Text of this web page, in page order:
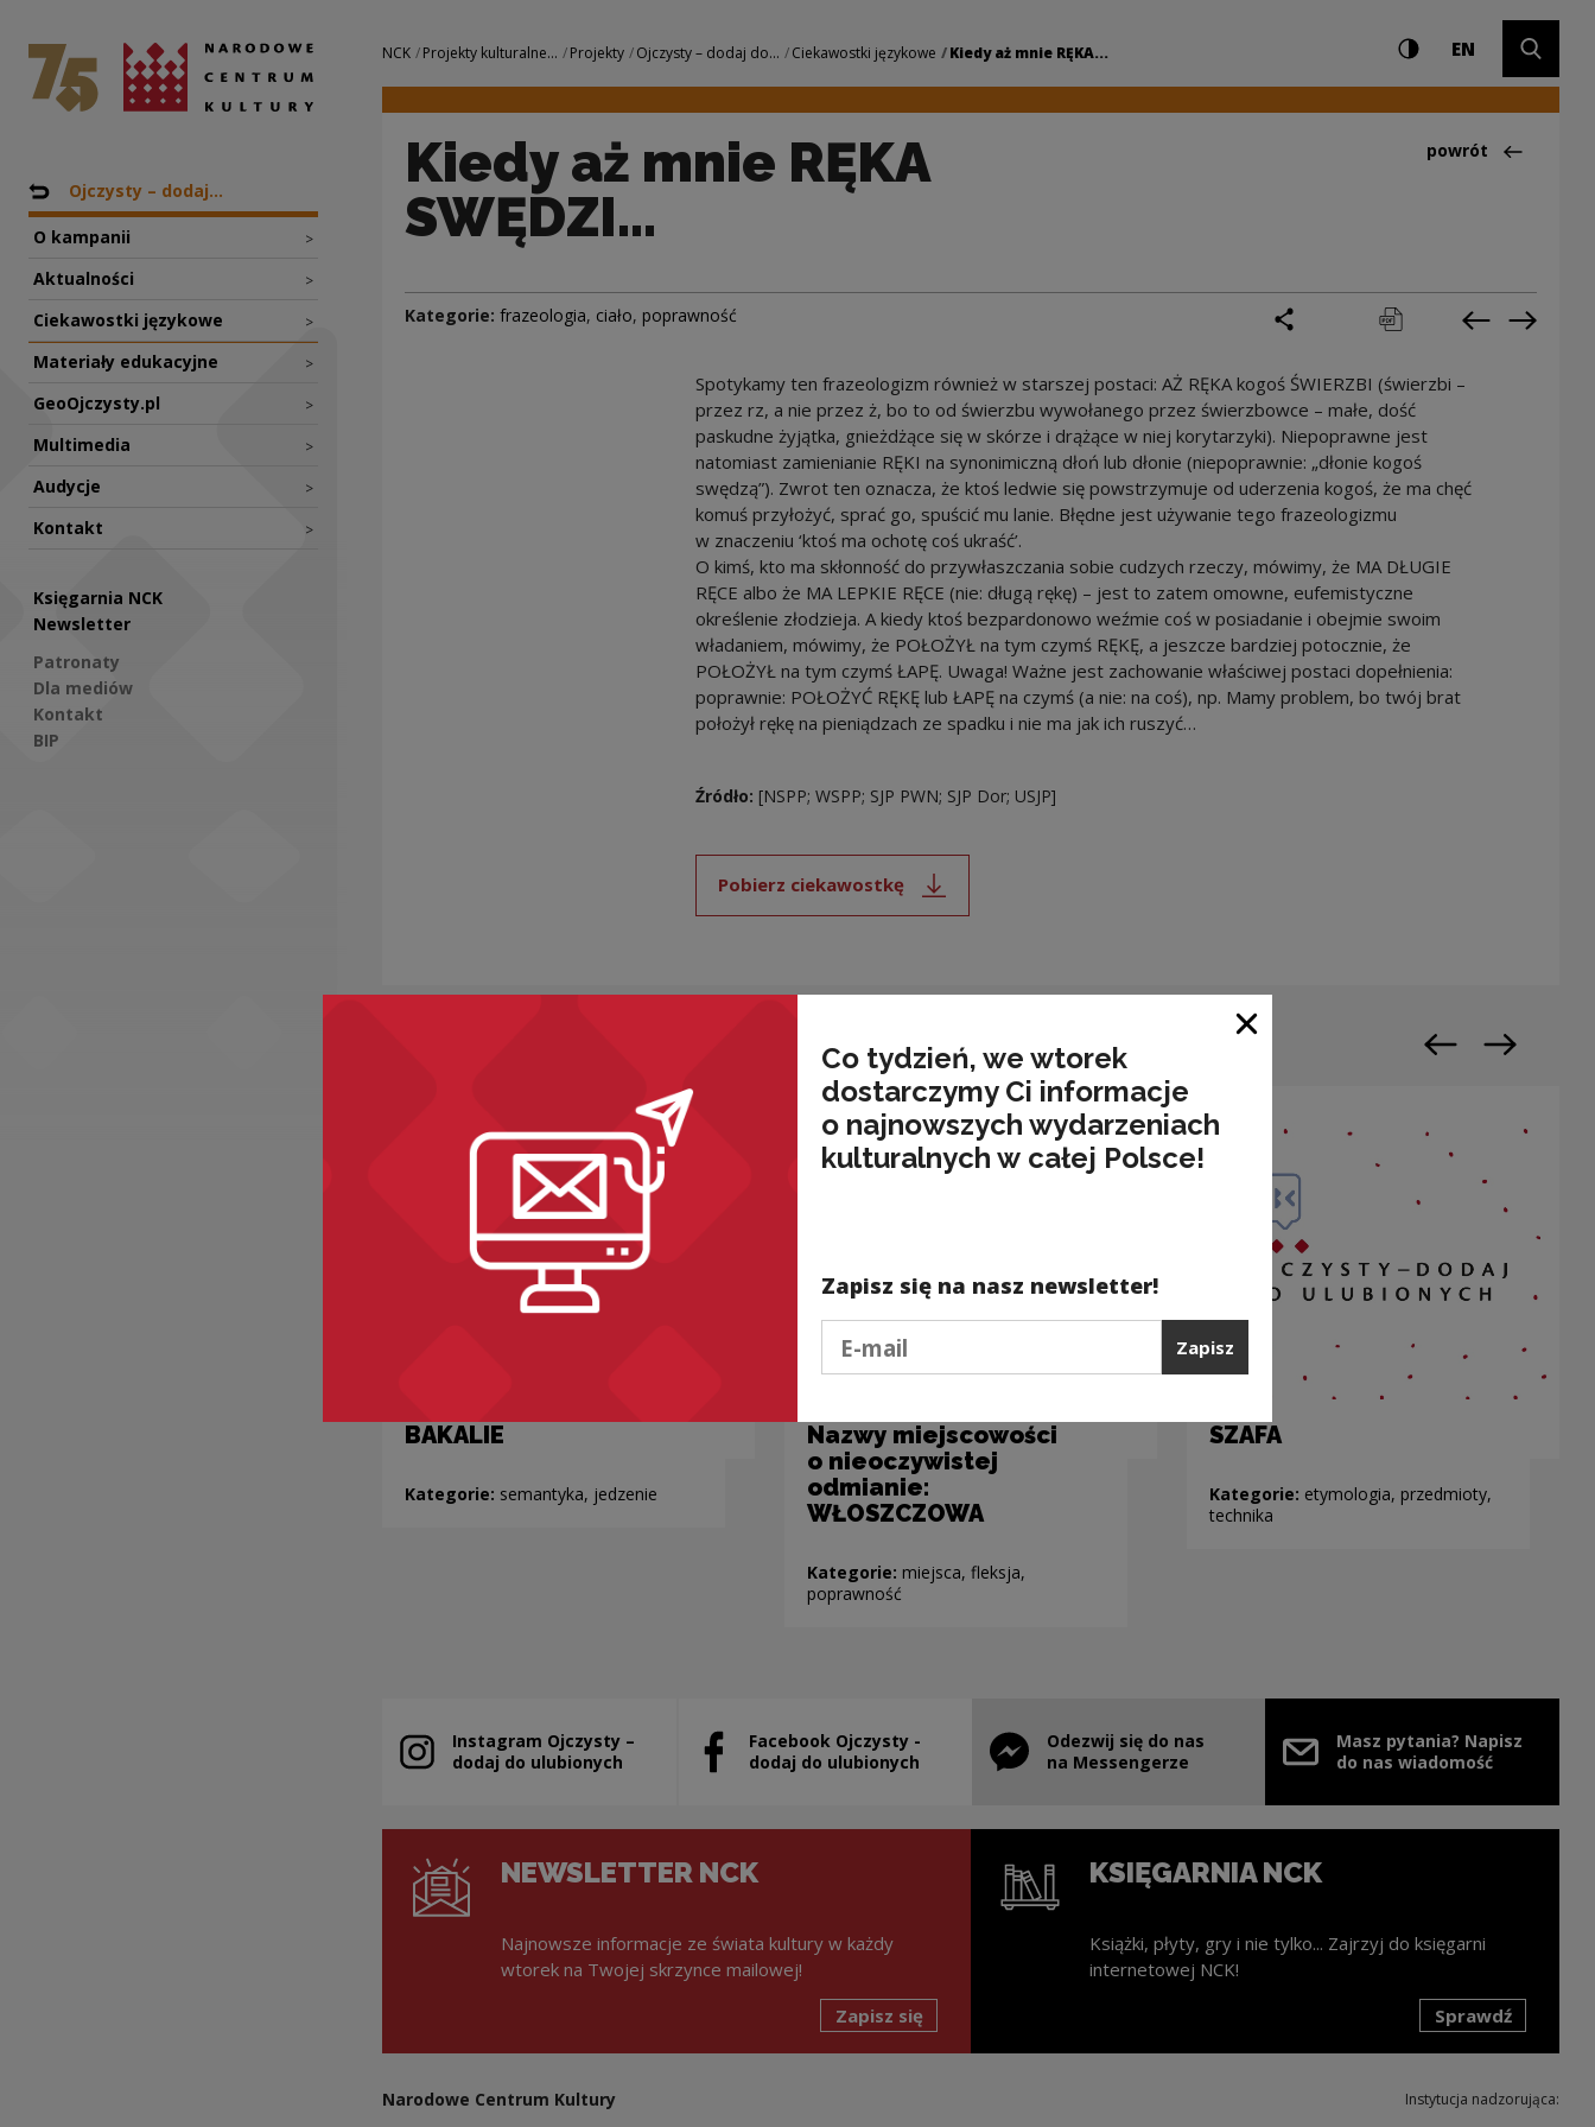
Kiedy aż mnie RĘKA SWĘDZI... | Narodowe Centrum
Narodowe Centrum Kultury
Nawigacja
Powrót do: Projekty
Ojczysty – dodaj...
O kampanii >
Aktualności >
Ciekawostki językowe >
Materiały edukacyjne >
GeoOjczysty.pl >
Multimedia >
Audycje >
Kontakt >
Księgarnia NCK
Newsletter
Patronaty
Dla mediów
Kontakt
BIP
Nawigacja
NCK Projekty kulturalne... Projekty Ojczysty – dodaj do... Ciekawostki językowe Kiedy aż mnie RĘKA... Ustawienia iWysoki kontrast
ENCHANGE
Kiedy aż mnie RĘKA
SWĘDZI...
Powrót
powrót
Kategorie: frazeologia, ciało, poprawność podziel się
drukuj pobierz Poprzednia
Spotykamy ten frazeologizm również w starszej postaci: AŻ RĘKA kogoś ŚWIERZBI (świerzbi –
przez rz, a nie przez ż, bo to od świerzbu wywołanego przez świerzbowce – małe, dość
paskudne żyjątka, gnieżdżące się w skórze i drążące w niej korytarzyki). Niepoprawne jest
natomiast zamienianie RĘKI na synonimiczną dłoń lub dłonie (niepoprawnie: „dłonie kogoś
swędzą”). Zwrot ten oznacza, że ktoś ledwie się powstrzymuje od uderzenia kogoś, że ma chęć
komuś przyłożyć, sprać go, spuścić mu lanie. Błędne jest używanie tego frazeologizmu
w znaczeniu ‘ktoś ma ochotę coś ukraść’.
O kimś, kto ma skłonność do przywłaszczania sobie cudzych rzeczy, mówimy, że MA DŁUGIE
RĘCE albo że MA LEPKIE RĘCE (nie: długą rękę) – jest to zatem omowne, eufemistyczne
określenie złodzieja. A kiedy ktoś bezpardonowo weźmie coś w posiadanie i obejmie swoim
władaniem, mówimy, że POŁOŻYŁ na tym czymś RĘKĘ, a jeszcze bardziej potocznie, że
POŁOŻYŁ na tym czymś ŁAPĘ. Uwaga! Ważne jest zachowanie właściwej postaci dopełnienia:
poprawnie: POŁOŻYĆ RĘKĘ lub ŁAPĘ na czymś (a nie: na coś), np. Mamy problem, bo twój brat
położył rękę na pieniądzach ze spadku i nie ma jak ich ruszyć…
Źródło: [NSPP; WSPP; SJP PWN; SJP Dor; USJP]
Pobierz ciekawostkę
Uwaga, link zostanie otwarty w nowym oknie
BAKALIE
Kategorie: semantyka, jedzenie
Nazwy miejscowości
o nieoczywistej
odmianie:
WŁOSZCZOWA
Kategorie: miejsca, fleksja,
poprawność
SZAFA
Kategorie: etymologia, przedmioty,
technika
Poprzedni slajd
Następny
Instagram Ojczysty –
dodaj do ulubionych
Uwaga, link zostanie otwarty w nowym oknie
Facebook Ojczysty -
dodaj do ulubionych
Uwaga, link zostanie otwarty w nowym oknie
Odezwij się do nas
na Messengerze
Uwaga, link zostanie otwarty w nowym oknie
Masz pytania? Napisz
do nas wiadomość
NEWSLETTER NCK
Najnowsze informacje ze świata kultury w każdy
wtorek na Twojej skrzynce mailowej!
Zapisz się
KSIĘGARNIA NCK
Książki, płyty, gry i nie tylko... Zajrzyj do księgarni
internetowej NCK!
Sprawdź
Narodowe Centrum Kultury Instytucja nadzorująca:
Co tydzień, we wtorek
dostarczymy Ci informacje
o najnowszych wydarzeniach
kulturalnych w całej Polsce!
Zapisz się na nasz newsletter!
Zapisz